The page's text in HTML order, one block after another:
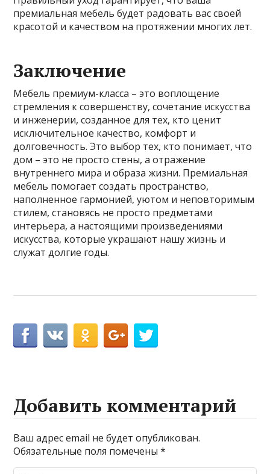
премиальная мебель будет радовать вас своей
красотой и качеством на протяжении многих лет.
Заключение
Мебель премиум-класса – это воплощение
стремления к совершенству, сочетание искусства
и инженерии, созданное для тех, кто ценит
исключительное качество, комфорт и
долговечность. Это выбор тех, кто понимает, что
дом – это не просто стены, а отражение
внутреннего мира и образа жизни. Премиальная
мебель помогает создать пространство,
наполненное гармонией, уютом и неповторимым
стилем, становясь не просто предметами
интерьера, а настоящими произведениями
искусства, которые украшают нашу жизнь и
служат долгие годы.
Добавить комментарий
Ваш адрес email не будет опубликован.
Обязательные поля помечены*